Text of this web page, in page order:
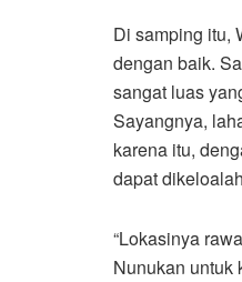
Di samping itu,
dengan baik.
sangat luas
Sayangnya,
karena itu,
dapat
“Lokasinya
Nunukan untuk